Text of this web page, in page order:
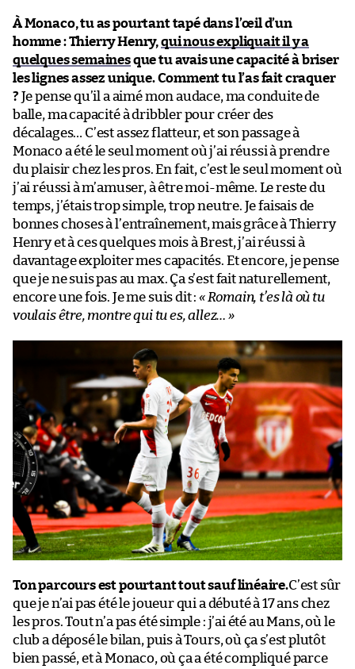
À Monaco, tu as pourtant tapé dans l’œil d’un
homme : Thierry Henry,qui nous expliquait il y a
quelques semainesque tu avais une capacité à briser
les lignes assez unique. Comment tu l’as fait craquer
? Je pense qu’il a aimé mon audace, ma conduite de
balle, ma capacité à dribbler pour créer des
décalages… C’est assez flatteur, et son passage à
Monaco a été le seul moment où j’ai réussi à prendre
du plaisir chez les pros. En fait, c’est le seul moment où
j’ai réussi à m’amuser, à être moi-même. Le reste du
temps, j’étais trop simple, trop neutre. Je faisais de
bonnes choses à l’entraînement, mais grâce à Thierry
Henry et à ces quelques mois à Brest, j’ai réussi à
davantage exploiter mes capacités. Et encore, je pense
que je ne suis pas au max. Ça s’est fait naturellement,
encore une fois. Je me suis dit : « Romain, t’es là où tu
voulais être, montre qui tu es, allez… »
Ton parcours est pourtant tout sauf linéaire.C’est sûr
que je n’ai pas été le joueur qui a débuté à 17 ans chez
les pros. Tout n’a pas été simple : j’ai été au Mans, où le
club a déposé le bilan, puis à Tours, où ça s’est plutôt
bien passé, et à Monaco, où ça a été compliqué parce